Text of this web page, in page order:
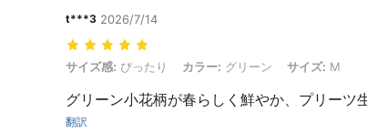
t***3 2026/7/14
サイズ感: ぴったり, カラー: グリーン, サイズ: M
サイズ感: ぴったり カラー: グリーン サイズ: M
グリーン小花柄が春らしく鮮やか、プリーツ
翻訳